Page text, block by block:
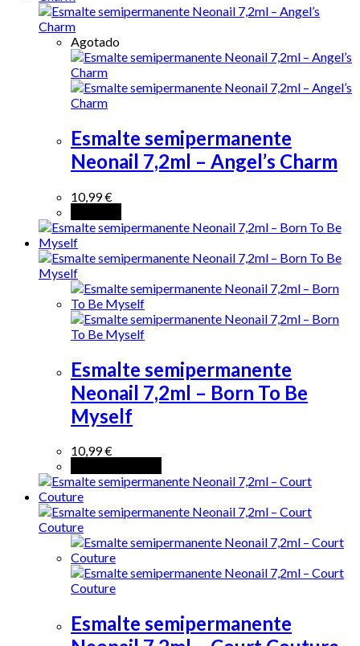
Agotado
Esmalte semipermanente
Neonail 7,2ml – Angel’s Charm
10,99€
Esmalte semipermanente
Neonail 7,2ml – Born To Be
Myself
10,99€
Esmalte semipermanente